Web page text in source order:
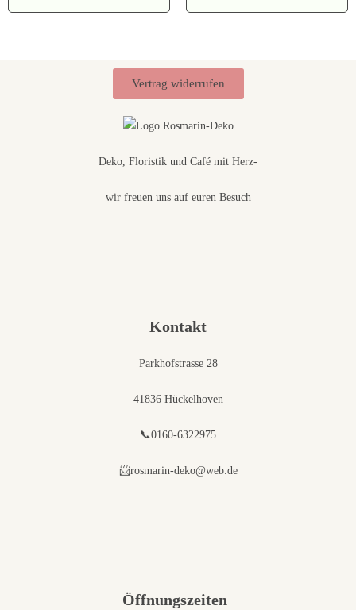
Vertrag widerrufen
Deko, Floristik und Café mit Herz-
wir freuen uns auf euren Besuch
Kontakt
Parkhofstrasse 28
41836 Hückelhoven
📞0160-6322975
📨rosmarin-deko@web.de
Öffnungszeiten